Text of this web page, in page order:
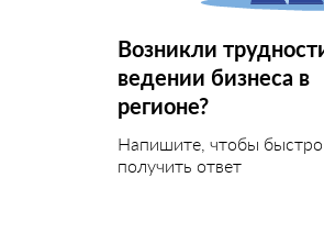
Возникли
ведении бизнеса в
регионе?
Напишите, чтобы быстро
получить ответ